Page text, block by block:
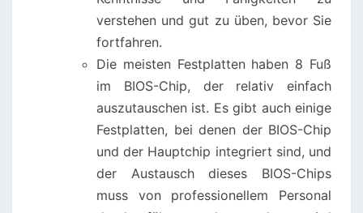
verstehen und gut zu üben, bevor Sie
fortfahren.
Die meisten Festplatten haben 8 Fuß
im BIOS-Chip, der relativ einfach
auszutauschen ist. Es gibt auch einige
Festplatten, bei denen der BIOS-Chip
und der Hauptchip integriert sind, und
der Austausch dieses BIOS-Chips
muss von professionellem Personal